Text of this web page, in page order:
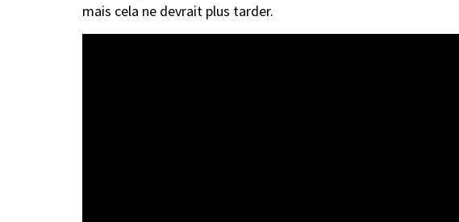
mais cela ne devrait plus tarder.